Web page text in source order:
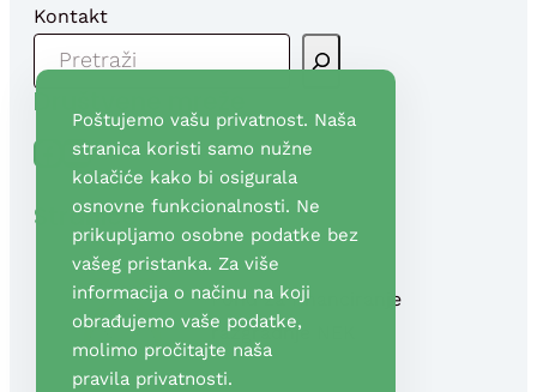
Kontakt
R
R
G
Društvene mreže
Facebook YouTube
Stranice
Fond za financiranje
razgradnje NEK
Poštujemo vašu privatnost. Naša
stranica koristi samo nužne
kolačiće kako bi osigurala
osnovne funkcionalnosti. Ne
prikupljamo osobne podatke bez
vašeg pristanka. Za više
informacija o načinu na koji
obrađujemo vaše podatke,
molimo pročitajte naša
pravila privatnosti.